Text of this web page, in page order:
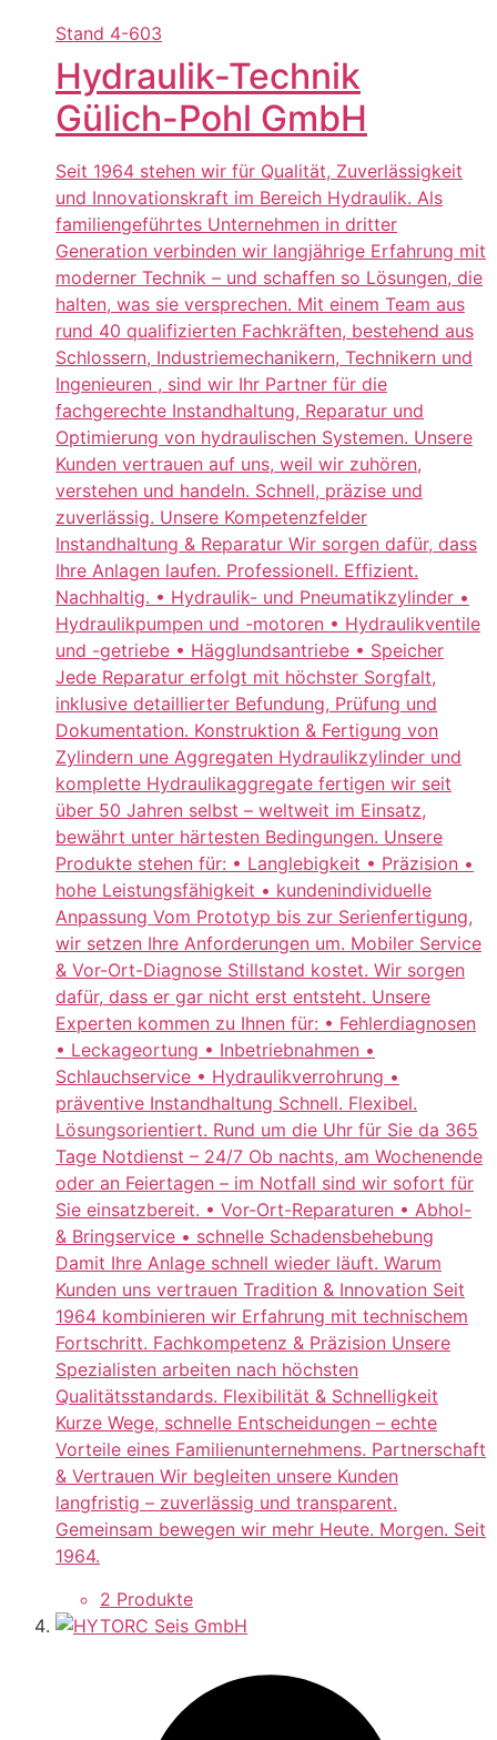
Stand 4-603
Hydraulik-Technik
Gülich-Pohl GmbH
Seit 1964 stehen wir für Qualität, Zuverlässigkeit
und Innovationskraft im Bereich Hydraulik. Als
familiengeführtes Unternehmen in dritter
Generation verbinden wir langjährige Erfahrung mit
moderner Technik – und schaffen so Lösungen, die
halten, was sie versprechen. Mit einem Team aus
rund 40 qualifizierten Fachkräften, bestehend aus
Schlossern, Industriemechanikern, Technikern und
Ingenieuren , sind wir Ihr Partner für die
fachgerechte Instandhaltung, Reparatur und
Optimierung von hydraulischen Systemen. Unsere
Kunden vertrauen auf uns, weil wir zuhören,
verstehen und handeln. Schnell, präzise und
zuverlässig. Unsere Kompetenzfelder
Instandhaltung & Reparatur Wir sorgen dafür, dass
Ihre Anlagen laufen. Professionell. Effizient.
Nachhaltig. • Hydraulik- und Pneumatikzylinder •
Hydraulikpumpen und -motoren • Hydraulikventile
und -getriebe • Hägglundsantriebe • Speicher
Jede Reparatur erfolgt mit höchster Sorgfalt,
inklusive detaillierter Befundung, Prüfung und
Dokumentation. Konstruktion & Fertigung von
Zylindern une Aggregaten Hydraulikzylinder und
komplette Hydraulikaggregate fertigen wir seit
über 50 Jahren selbst – weltweit im Einsatz,
bewährt unter härtesten Bedingungen. Unsere
Produkte stehen für: • Langlebigkeit • Präzision •
hohe Leistungsfähigkeit • kundenindividuelle
Anpassung Vom Prototyp bis zur Serienfertigung,
wir setzen Ihre Anforderungen um. Mobiler Service
& Vor-Ort-Diagnose Stillstand kostet. Wir sorgen
dafür, dass er gar nicht erst entsteht. Unsere
Experten kommen zu Ihnen für: • Fehlerdiagnosen
• Leckageortung • Inbetriebnahmen •
Schlauchservice • Hydraulikverrohrung •
präventive Instandhaltung Schnell. Flexibel.
Lösungsorientiert. Rund um die Uhr für Sie da 365
Tage Notdienst – 24/7 Ob nachts, am Wochenende
oder an Feiertagen – im Notfall sind wir sofort für
Sie einsatzbereit. • Vor-Ort-Reparaturen • Abhol-
& Bringservice • schnelle Schadensbehebung
Damit Ihre Anlage schnell wieder läuft. Warum
Kunden uns vertrauen Tradition & Innovation Seit
1964 kombinieren wir Erfahrung mit technischem
Fortschritt. Fachkompetenz & Präzision Unsere
Spezialisten arbeiten nach höchsten
Qualitätsstandards. Flexibilität & Schnelligkeit
Kurze Wege, schnelle Entscheidungen – echte
Vorteile eines Familienunternehmens. Partnerschaft
& Vertrauen Wir begleiten unsere Kunden
langfristig – zuverlässig und transparent.
Gemeinsam bewegen wir mehr Heute. Morgen. Seit
1964.
2 Produkte